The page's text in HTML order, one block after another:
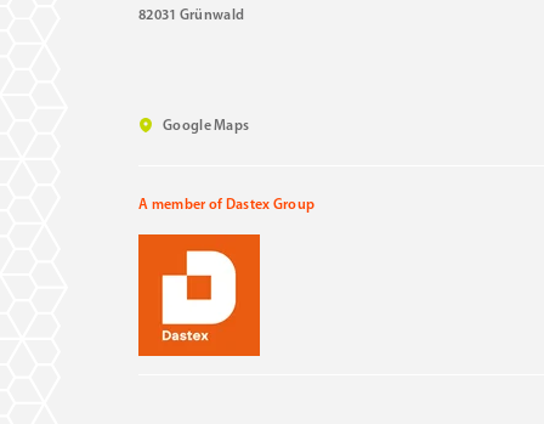
82031 Grünwald
Google Maps
A member of Dastex Group